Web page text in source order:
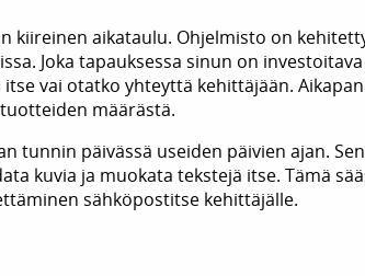
kiireinen aikataulu. Ohjelmisto on
Joka tapauksessa sinun on investoitava
vai otatko yhteyttä kehittäjään.
määrästä.
tunnin päivässä useiden päivien ajan.
kuvia ja muokata tekstejä itse. Tämä
sähköpostitse kehittäjälle.